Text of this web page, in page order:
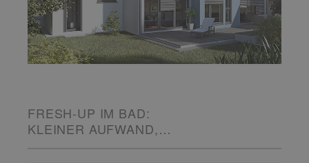
FRESH-UP IM BAD:
KLEINER AUFWAND,